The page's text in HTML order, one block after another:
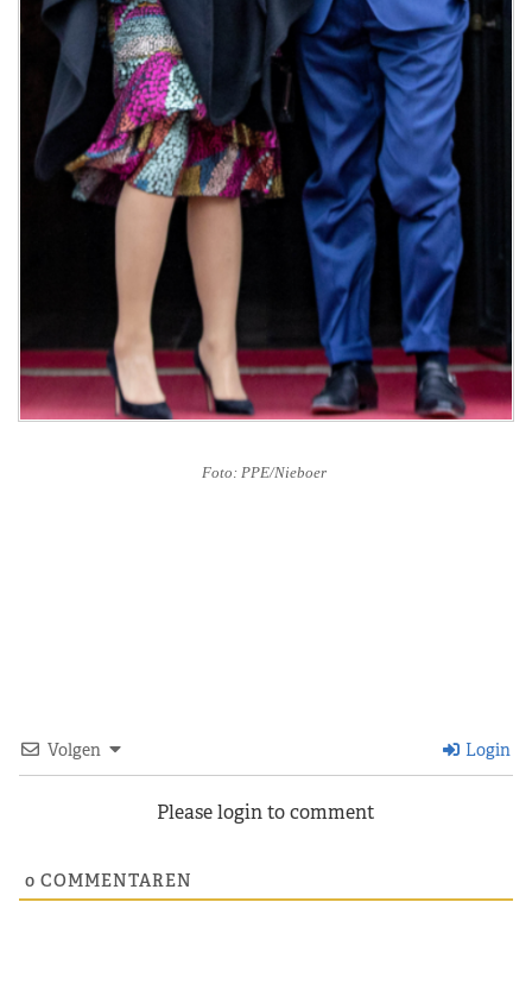
Foto: PPE/Nieboer
Volgen Login
Please login to comment
0 COMMENTAREN